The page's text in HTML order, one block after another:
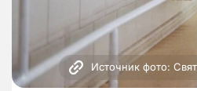
Источник фото: